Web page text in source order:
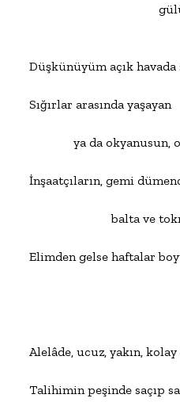
Düşkünüyüm açık
Sığırlar arasında yaşayan
ya da
İnşaatçıların, gemi
Elimden gelse haftalar
Alelâde, ucuz, yakın,
Talihimin peşinde saçıp